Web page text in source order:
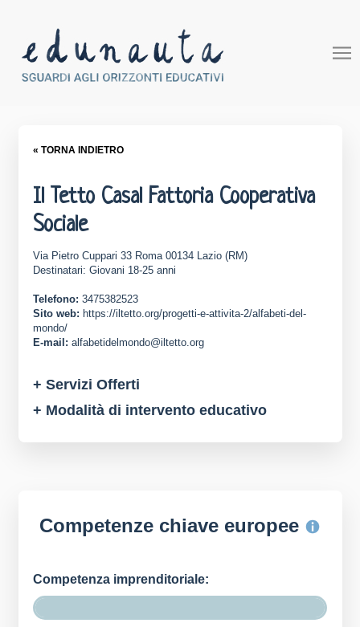
« TORNA INDIETRO
Il Tetto Casal Fattoria Cooperativa
Sociale
Via Pietro Cuppari 33 Roma 00134 Lazio (RM)
Destinatari: Giovani 18-25 anni
Telefono: 3475382523
Sito web: https://iltetto.org/progetti-e-attivita-2/alfabeti-del-
mondo/
E-mail: alfabetidelmondo@iltetto.org
+ Servizi Offerti
+ Modalità di intervento educativo
Competenze chiave europee
Competenza imprenditoriale: